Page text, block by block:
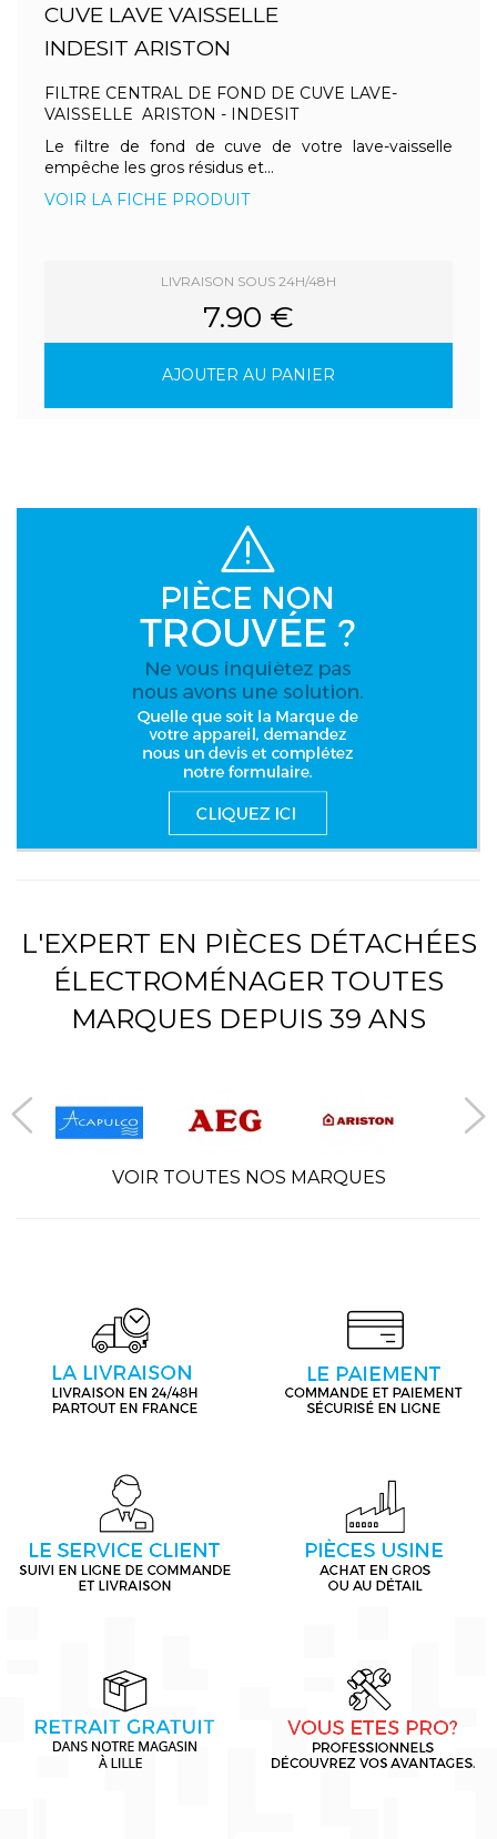
CUVE LAVE VAISSELLE
INDESIT ARISTON
FILTRE CENTRAL DE FOND DE CUVE LAVE-
VAISSELLE ARISTON - INDESIT
Le filtre de fond de cuve de votre lave-vaisselle
empêche les gros résidus et...
VOIR LA FICHE PRODUIT
LIVRAISON SOUS 24H/48H
7.90 €
AJOUTER AU PANIER
L'EXPERT EN PIÈCES DÉTACHÉES
ÉLECTROMÉNAGER TOUTES
MARQUES DEPUIS 39 ANS
VOIR TOUTES NOS MARQUES